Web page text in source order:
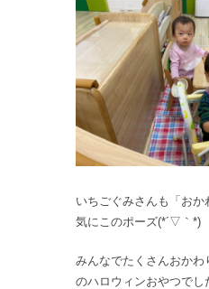
いちごぐみさんも「お
気にこのポーズ(*´▽｀*)
みんなでたくさんおか
のハロウィンおやつでし